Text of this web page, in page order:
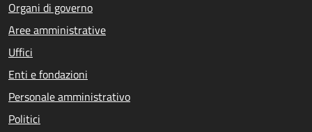
Organi di governo
Aree amministrative
Uffici
Enti e fondazioni
Personale amministrativo
Politici